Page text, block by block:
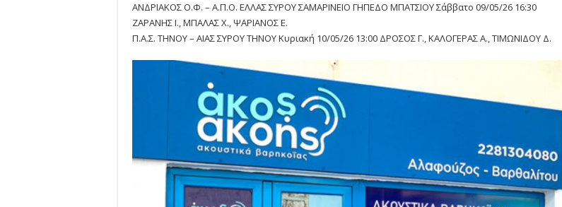
ΑΝΔΡΙΑΚΟΣ Ο.Φ. – Α.Π.Ο. ΕΛΛΑΣ ΣΥΡΟΥ ΣΑΜΑΡΙΝΕΙΟ ΓΗΠΕΔΟ ΜΠΑΤΣΙΟΥ Σάββατο 09/05/26 16:30
ΖΑΡΑΝΗΣ Ι., ΜΠΑΛΑΣ Χ., ΨΑΡΙΑΝΟΣ Ε.
Π.Α.Σ. ΤΗΝΟΥ – ΑΙΑΣ ΣΥΡΟΥ ΤΗΝΟΥ Κυριακή 10/05/26 13:00 ΔΡΟΣΟΣ Γ., ΚΑΛΟΓΕΡΑΣ Α., ΤΙΜΩΝΙΔΟΥ Δ.